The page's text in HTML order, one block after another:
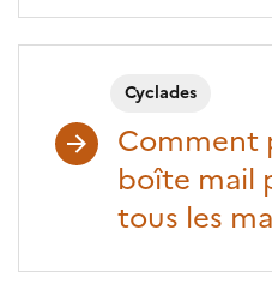
Cyclades
Comment
boîte mail
tous les